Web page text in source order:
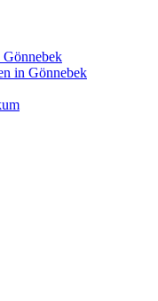
in Gönnebek